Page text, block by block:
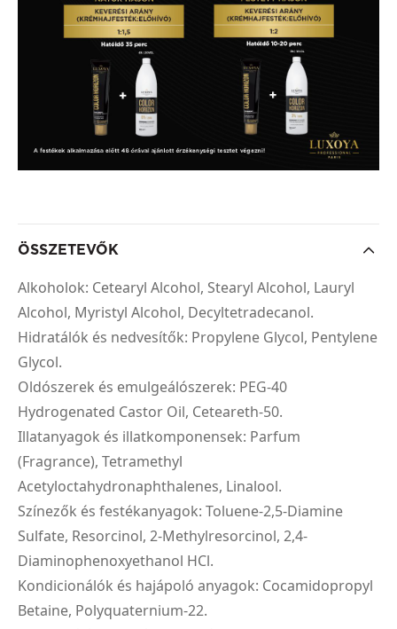
ÖSSZETEVŐK
Alkoholok: Cetearyl Alcohol, Stearyl Alcohol, Lauryl
Alcohol, Myristyl Alcohol, Decyltetradecanol.
Hidratálók és nedvesítők: Propylene Glycol, Pentylene
Glycol.
Oldószerek és emulgeálószerek: PEG-40
Hydrogenated Castor Oil, Ceteareth-50.
Illatanyagok és illatkomponensek: Parfum
(Fragrance), Tetramethyl
Acetyloctahydronaphthalenes, Linalool.
Színezők és festékanyagok: Toluene-2,5-Diamine
Sulfate, Resorcinol, 2-Methylresorcinol, 2,4-
Diaminophenoxyethanol HCl.
Kondicionálók és hajápoló anyagok: Cocamidopropyl
Betaine, Polyquaternium-22.